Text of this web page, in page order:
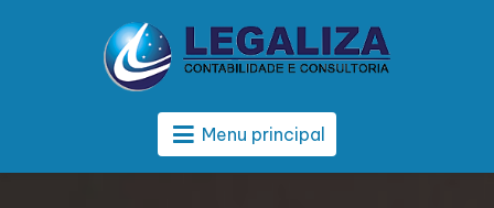
Menu principal